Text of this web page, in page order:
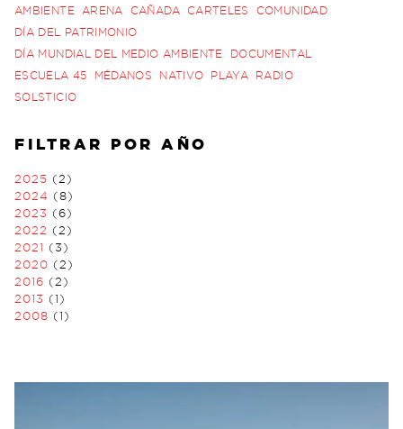
AMBIENTE ARENA CAÑADA CARTELES
COMUNIDAD
DÍA DEL PATRIMONIO
DÍA MUNDIAL DEL MEDIO AMBIENTE
DOCUMENTAL
ESCUELA 45
MÉDANOS NATIVO PLAYA
RADIO
SOLSTICIO
FILTRAR POR AÑO
2025
(2)
2024
(8)
2023
(6)
2022
(2)
2021
(3)
2020 (2)
2016 (2)
2013
(1)
2008 (1)